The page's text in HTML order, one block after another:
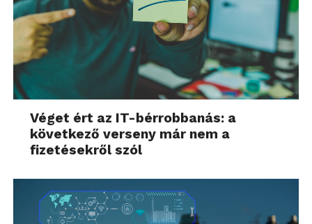
Véget ért az IT-bérrobbanás: a
következő verseny már nem a
fizetésekről szól